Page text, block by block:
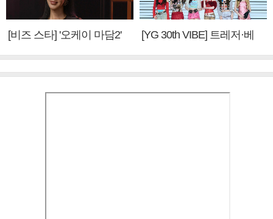
[비즈 스타] '오케이 마담2'
[YG 30th VIBE] 트레저·베